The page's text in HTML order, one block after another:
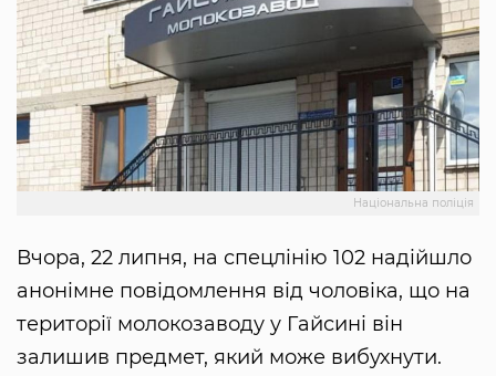
Національна поліція
Вчора, 22 липня, на спецлінію 102 надійшло
анонімне повідомлення від чоловіка, що на
території молокозаводу у Гайсині він
залишив предмет, який може вибухнути.